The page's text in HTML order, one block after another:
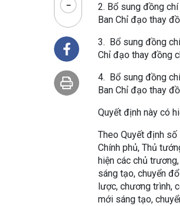
2. Bổ sung đồng
Ban Chỉ đạo thay
3. Bổ sung đồng
Chỉ đạo thay đồng
4. Bổ sung đồng
Ban Chỉ đạo thay
Quyết định này có
Theo Quyết định
Chính phủ, Thủ
hiện các chủ
sáng tạo, chuyển
lược, chương trình,
mới sáng tạo,